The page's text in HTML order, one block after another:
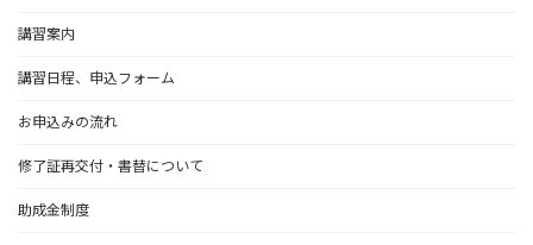
講習案内
講習日程、申込フォーム
お申込みの流れ
修了証再交付・書替について
助成金制度